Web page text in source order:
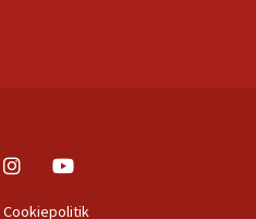
Cookiepolitik